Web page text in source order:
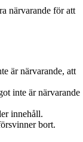
närvarande för att
är närvarande, att
inte är närvarande
innehåll.
bort.